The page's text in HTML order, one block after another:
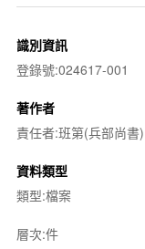
識別資訊
登錄號:024617-001
著作者
責任者:班第(兵部尚書)
資料類型
類型:檔案
層次:件